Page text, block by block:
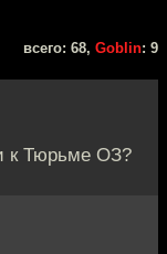
всего: 68, Goblin: 9
к Тюрьме ОЗ?